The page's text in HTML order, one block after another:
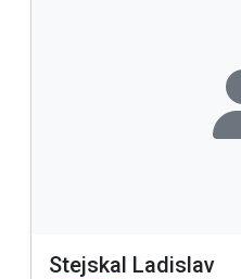
Stejskal Ladislav